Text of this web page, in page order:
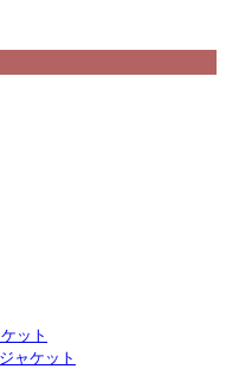
ット
ャケット